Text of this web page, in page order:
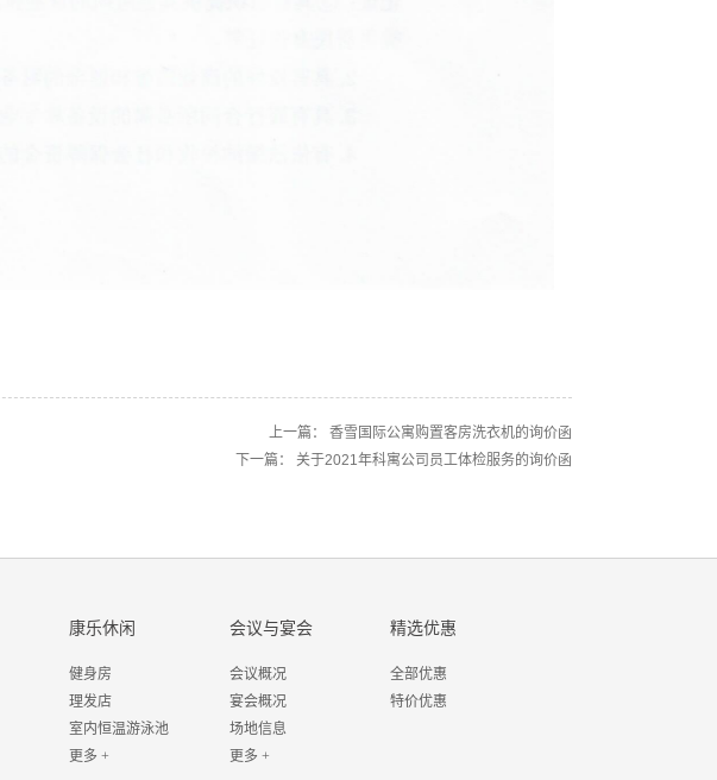
上一篇： 香雪国际公寓购置客房洗衣机的询价函
下一篇： 关于2021年科寓公司员工体检服务的询价函
康乐休闲
健身房
理发店
室内恒温游泳池
更多 +
会议与宴会
会议概况
宴会概况
场地信息
更多 +
精选优惠
全部优惠
特价优惠